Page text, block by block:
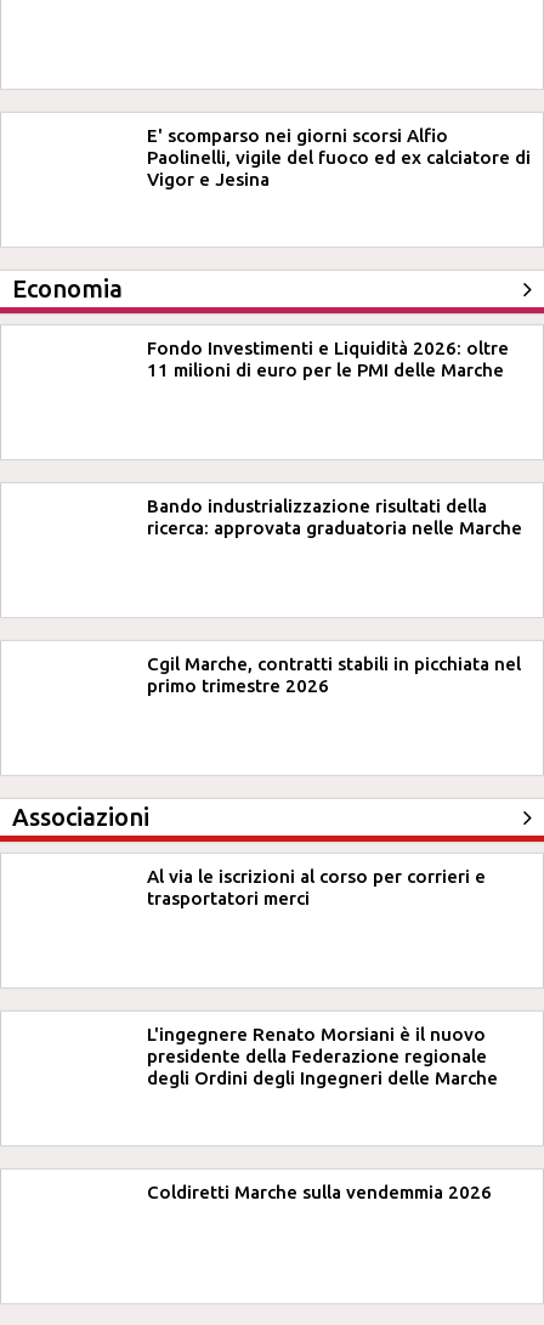
E' scomparso nei giorni scorsi Alfio
Paolinelli, vigile del fuoco ed ex calciatore di
Vigor e Jesina
Economia
Fondo Investimenti e Liquidità 2026: oltre
11 milioni di euro per le PMI delle Marche
Bando industrializzazione risultati della
ricerca: approvata graduatoria nelle Marche
Cgil Marche, contratti stabili in picchiata nel
primo trimestre 2026
Associazioni
Al via le iscrizioni al corso per corrieri e
trasportatori merci
L'ingegnere Renato Morsiani è il nuovo
presidente della Federazione regionale
degli Ordini degli Ingegneri delle Marche
Coldiretti Marche sulla vendemmia 2026